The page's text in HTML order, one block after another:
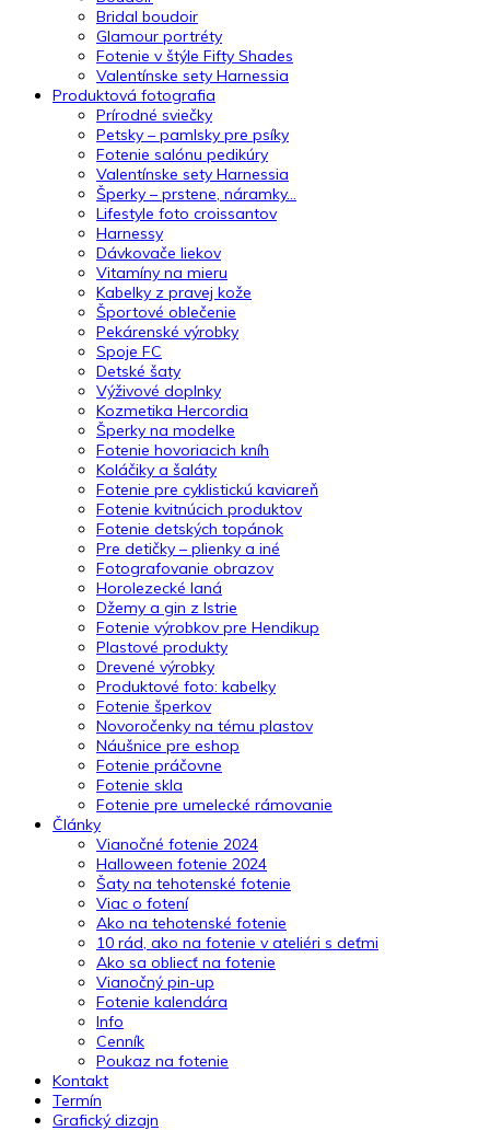
Bridal boudoir
Glamour portréty
Fotenie v štýle Fifty Shades
Valentínske sety Harnessia
Produktová fotografia
Prírodné sviečky
Petsky – pamlsky pre psíky
Fotenie salónu pedikúry
Valentínske sety Harnessia
Šperky – prstene, náramky…
Lifestyle foto croissantov
Harnessy
Dávkovače liekov
Vitamíny na mieru
Kabelky z pravej kože
Športové oblečenie
Pekárenské výrobky
Spoje FC
Detské šaty
Výživové doplnky
Kozmetika Hercordia
Šperky na modelke
Fotenie hovoriacich kníh
Koláčiky a šaláty
Fotenie pre cyklistickú kaviareň
Fotenie kvitnúcich produktov
Fotenie detských topánok
Pre detičky – plienky a iné
Fotografovanie obrazov
Horolezecké laná
Džemy a gin z Istrie
Fotenie výrobkov pre Hendikup
Plastové produkty
Drevené výrobky
Produktové foto: kabelky
Fotenie šperkov
Novoročenky na tému plastov
Náušnice pre eshop
Fotenie práčovne
Fotenie skla
Fotenie pre umelecké rámovanie
Články
Vianočné fotenie 2024
Halloween fotenie 2024
Šaty na tehotenské fotenie
Viac o fotení
Ako na tehotenské fotenie
10 rád, ako na fotenie v ateliéri s deťmi
Ako sa obliecť na fotenie
Vianočný pin-up
Fotenie kalendára
Info
Cenník
Poukaz na fotenie
Kontakt
Termín
Grafický dizajn